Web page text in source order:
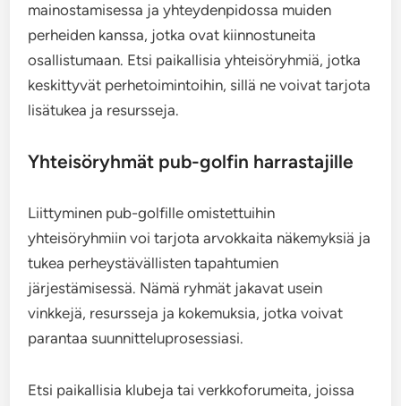
mainostamisessa ja yhteydenpidossa muiden
perheiden kanssa, jotka ovat kiinnostuneita
osallistumaan. Etsi paikallisia yhteisöryhmiä, jotka
keskittyvät perhetoimintoihin, sillä ne voivat tarjota
lisätukea ja resursseja.
Yhteisöryhmät pub-golfin harrastajille
Liittyminen pub-golfille omistettuihin
yhteisöryhmiin voi tarjota arvokkaita näkemyksiä ja
tukea perheystävällisten tapahtumien
järjestämisessä. Nämä ryhmät jakavat usein
vinkkejä, resursseja ja kokemuksia, jotka voivat
parantaa suunnitteluprosessiasi.
Etsi paikallisia klubeja tai verkkoforumeita, joissa